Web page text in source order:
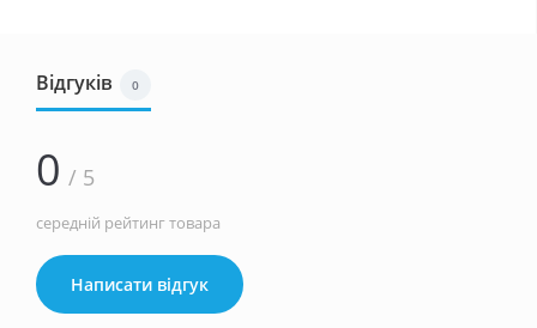
Відгуків 0
0 / 5
середній рейтинг товара
Написати відгук